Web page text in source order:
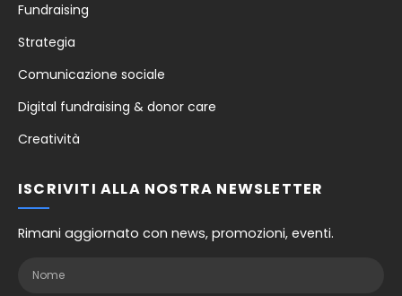
Fundraising
Strategia
Comunicazione sociale
Digital fundraising & donor care
Creatività
ISCRIVITI ALLA NOSTRA NEWSLETTER
Rimani aggiornato con news, promozioni, eventi.